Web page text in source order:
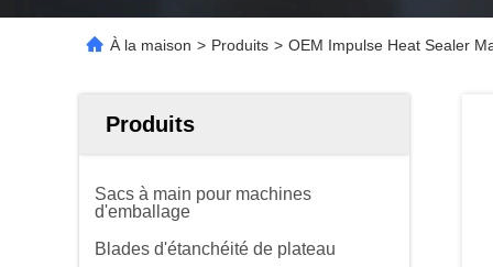
À la maison > Produits > OEM Impulse Heat Sealer
Produits
Sacs à main pour machines
d'emballage
Blades d'étanchéité de plateau